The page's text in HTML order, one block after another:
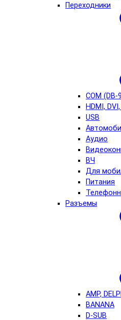
Переходники
COM (DB-
HDMI,
USB
Аудио
ВЧ
Для
Питания
Разъемы
AMP,
BANANA
D-SUB